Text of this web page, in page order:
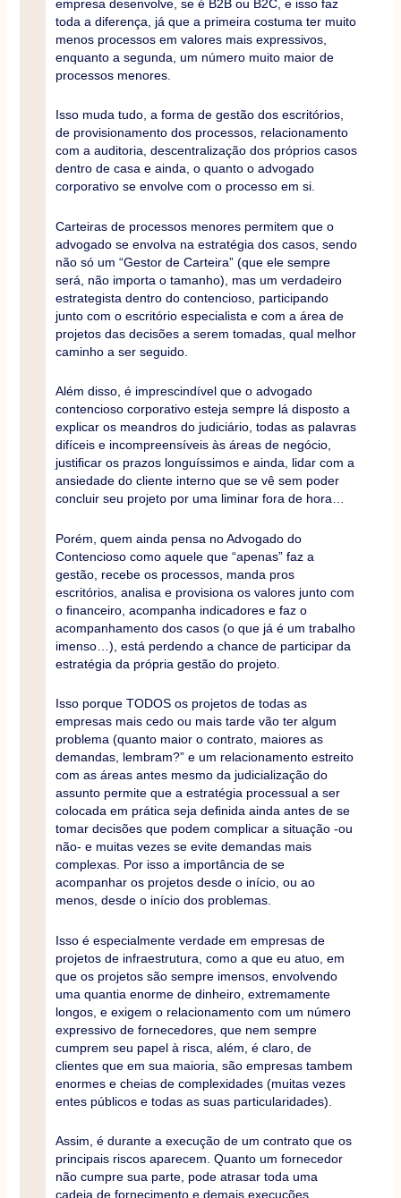
empresa desenvolve, se é B2B ou B2C, e isso faz
toda a diferença, já que a primeira costuma ter muito
menos processos em valores mais expressivos,
enquanto a segunda, um número muito maior de
processos menores.
Isso muda tudo, a forma de gestão dos escritórios,
de provisionamento dos processos, relacionamento
com a auditoria, descentralização dos próprios casos
dentro de casa e ainda, o quanto o advogado
corporativo se envolve com o processo em si.
Carteiras de processos menores permitem que o
advogado se envolva na estratégia dos casos, sendo
não só um “Gestor de Carteira” (que ele sempre
será, não importa o tamanho), mas um verdadeiro
estrategista dentro do contencioso, participando
junto com o escritório especialista e com a área de
projetos das decisões a serem tomadas, qual melhor
caminho a ser seguido.
Além disso, é imprescindível que o advogado
contencioso corporativo esteja sempre lá disposto a
explicar os meandros do judiciário, todas as palavras
difíceis e incompreensíveis às áreas de negócio,
justiﬁcar os prazos longuíssimos e ainda, lidar com a
ansiedade do cliente interno que se vê sem poder
concluir seu projeto por uma liminar fora de hora…
Porém, quem ainda pensa no Advogado do
Contencioso como aquele que “apenas” faz a
gestão, recebe os processos, manda pros
escritórios, analisa e provisiona os valores junto com
o ﬁnanceiro, acompanha indicadores e faz o
acompanhamento dos casos (o que já é um trabalho
imenso…), está perdendo a chance de participar da
estratégia da própria gestão do projeto.
Isso porque TODOS os projetos de todas as
empresas mais cedo ou mais tarde vão ter algum
problema (quanto maior o contrato, maiores as
demandas, lembram?” e um relacionamento estreito
com as áreas antes mesmo da judicialização do
assunto permite que a estratégia processual a ser
colocada em prática seja deﬁnida ainda antes de se
tomar decisões que podem complicar a situação -ou
não- e muitas vezes se evite demandas mais
complexas. Por isso a importância de se
acompanhar os projetos desde o início, ou ao
menos, desde o início dos problemas.
Isso é especialmente verdade em empresas de
projetos de infraestrutura, como a que eu atuo, em
que os projetos são sempre imensos, envolvendo
uma quantia enorme de dinheiro, extremamente
longos, e exigem o relacionamento com um número
expressivo de fornecedores, que nem sempre
cumprem seu papel à risca, além, é claro, de
clientes que em sua maioria, são empresas tambem
enormes e cheias de complexidades (muitas vezes
entes públicos e todas as suas particularidades).
Assim, é durante a execução de um contrato que os
principais riscos aparecem. Quanto um fornecedor
não cumpre sua parte, pode atrasar toda uma
cadeia de fornecimento e demais execuções,